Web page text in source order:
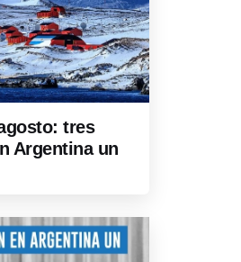
tres
Argentina un